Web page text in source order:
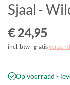
Sjaal -
€ 24,95
incl. btw - gratis
Op voorraad -